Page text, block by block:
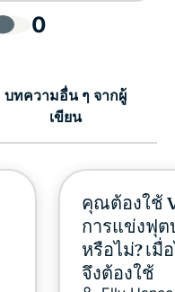
0
บทความอื่น ๆ จากผู้
เขียน
คุณต้องใช้
การแข่งฟุต
หรือไม่? เมื่
จึงต้องใช้